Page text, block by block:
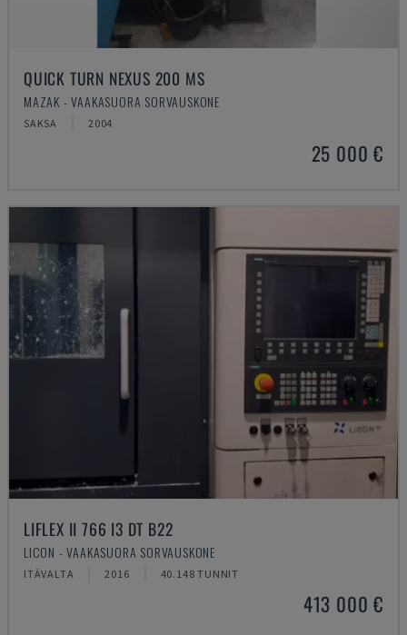
QUICK TURN NEXUS 200 MS
MAZAK - VAAKASUORA SORVAUSKONE
SAKSA 2004
25 000 €
LIFLEX II 766 I3 DT B22
LICON - VAAKASUORA SORVAUSKONE
ITÄVALTA 2016 40.148 TUNNIT
413 000 €